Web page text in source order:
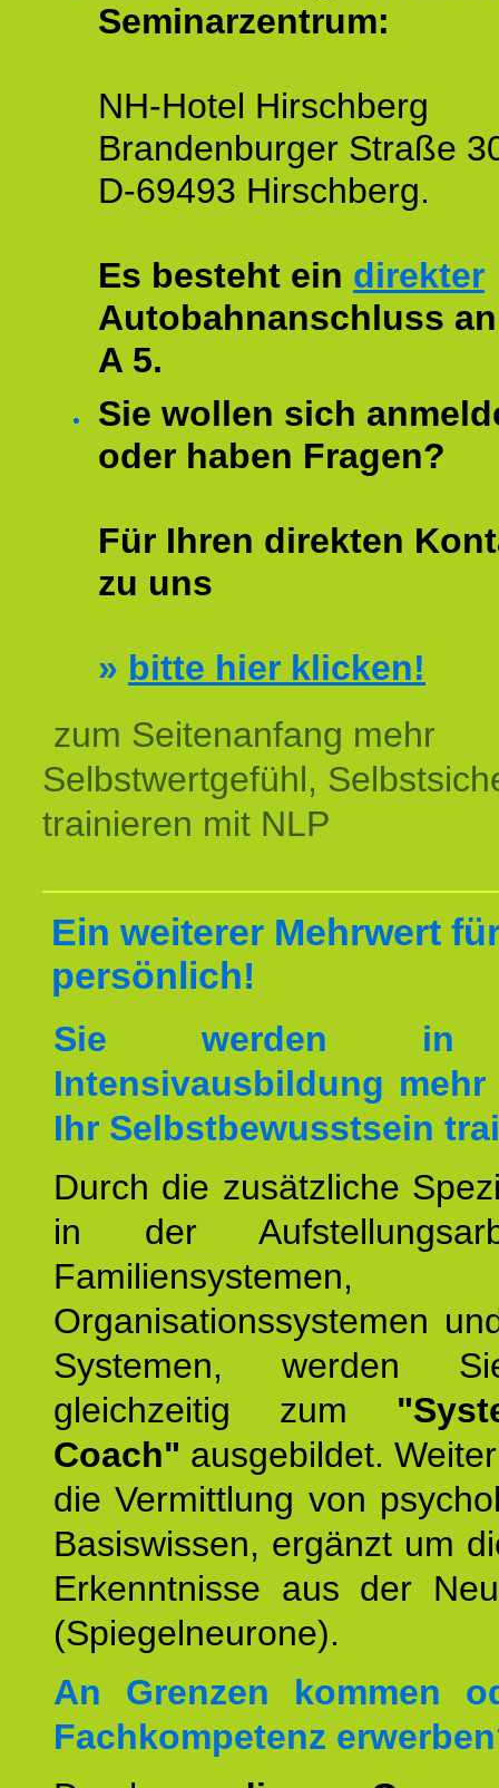
Seminarzentrum:
NH-Hotel Hirschberg
Brandenburger Straße
D-69493 Hirschberg.
Es besteht ein direkter
Autobahnanschluss
A 5.
Sie wollen sich
oder haben Fragen?
Für Ihren direkten
zu uns
» bitte hier klicken!
zum Seitenanfang mehr
Selbstwertgefühl,
trainieren mit NLP
Ein weiterer Mehrwert
persönlich!
Sie werden in
Intensivausbildung
Ihr Selbstbewusstsein
Durch die zusätzliche
in der
Familiensystemen,
Organisationssystemen
Systemen, werden
gleichzeitig zum
Coach" ausgebildet.
die Vermittlung von
Basiswissen, ergänzt um
Erkenntnisse aus der
(Spiegelneurone).
An Grenzen kommen
Fachkompetenz